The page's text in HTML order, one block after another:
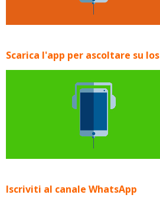
Scarica l'app per ascoltare su Ios
Iscriviti al canale WhatsApp